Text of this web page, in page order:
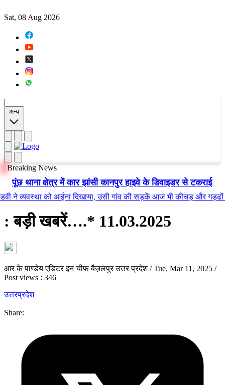
Sat, 08 Aug 2026
|
अन्य
Breaking News
पूंछ थाना क्षेत्र में कार झांसी कानपुर हाइवे के डिवाइडर से टकराई
को आईना दिखाया, उसी गांव की सड़कें आज भी कीचड़ और गड्ढों में
: बड़ी खबरें….* 11.03.2025
आर के पाण्डेय एडिटर इन चीफ बैज़लपुर उत्तर प्रदेश/Tue, Mar 11, 2025 /
Post views : 346
उत्तरप्रदेश
Share: